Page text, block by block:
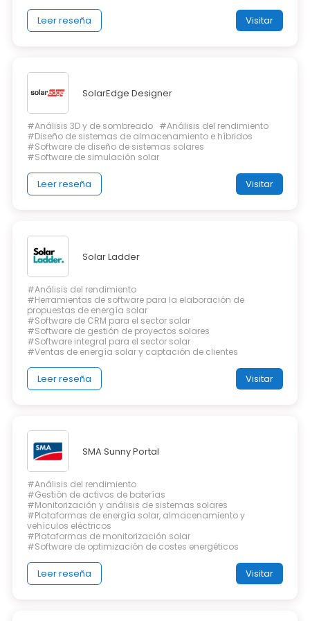
Leer reseña Visitar
SolarEdge Designer
#Análisis 3D y de sombreado #Análisis del rendimiento
#Diseño de sistemas de almacenamiento e híbridos
#Software de diseño de sistemas solares
#Software de simulación solar
Leer reseña Visitar
Solar Ladder
#Análisis del rendimiento
#Herramientas de software para la elaboración de
propuestas de energía solar
#Software de CRM para el sector solar
#Software de gestión de proyectos solares
#Software integral para el sector solar
#Ventas de energía solar y captación de clientes
Leer reseña Visitar
SMA Sunny Portal
#Análisis del rendimiento
#Gestión de activos de baterías
#Monitorización y análisis de sistemas solares
#Plataformas de energía solar, almacenamiento y
vehículos eléctricos
#Plataformas de monitorización solar
#Software de optimización de costes energéticos
Leer reseña Visitar